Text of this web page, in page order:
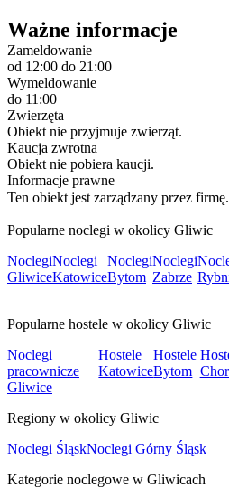
Ważne informacje
Zameldowanie
od 12:00 do 21:00
Wymeldowanie
do 11:00
Zwierzęta
Obiekt nie przyjmuje zwierząt.
Kaucja zwrotna
Obiekt nie pobiera kaucji.
Informacje prawne
Ten obiekt jest zarządzany przez firmę.
Popularne noclegi w okolicy Gliwic
Noclegi
Gliwice
Noclegi
Katowice
Noclegi
Bytom
Noclegi
Zabrze
Popularne hostele w okolicy Gliwic
Noclegi
pracownicze
Gliwice
Hostele
Katowice
Hostele
Bytom
Regiony w okolicy Gliwic
Noclegi ŚląskNoclegi Górny Śląsk
Kategorie noclegowe w Gliwicach